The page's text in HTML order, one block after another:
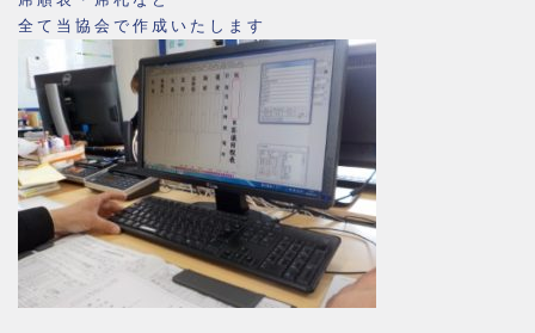
全て当協会で作成いたします